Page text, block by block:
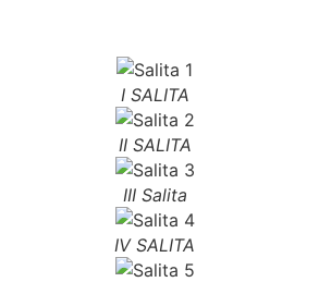
I SALITA
II SALITA
III Salita
IV SALITA